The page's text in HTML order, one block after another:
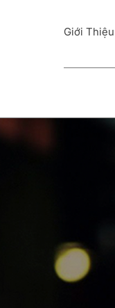
Giới Thiệu